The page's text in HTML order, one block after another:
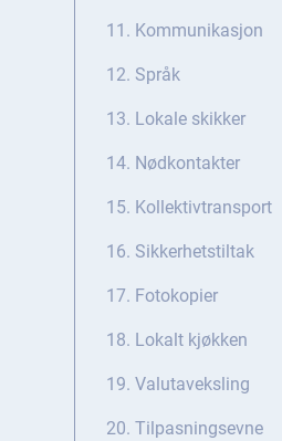
11. Kommunikasjon
12. Språk
13. Lokale skikker
14. Nødkontakter
15. Kollektivtransport
16. Sikkerhetstiltak
17. Fotokopier
18. Lokalt kjøkken
19. Valutaveksling
20. Tilpasningsevne